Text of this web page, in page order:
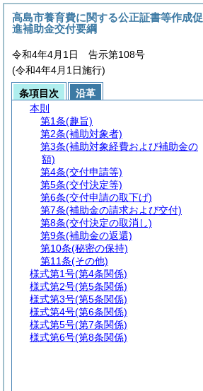
高島市養育費に関する公正証書等作成促
進補助金交付要綱
令和4年4月1日 告示第108号
(令和4年4月1日施行)
条項目次
沿革
本則
第1条(趣旨)
第2条(補助対象者)
第3条(補助対象経費および補助金の
額)
第4条(交付申請等)
第5条(交付決定等)
第6条(交付申請の取下げ)
第7条(補助金の請求および交付)
第8条(交付決定の取消し)
第9条(補助金の返還)
第10条(秘密の保持)
第11条(その他)
様式第1号(第4条関係)
様式第2号(第5条関係)
様式第3号(第5条関係)
様式第4号(第6条関係)
様式第5号(第7条関係)
様式第6号(第8条関係)